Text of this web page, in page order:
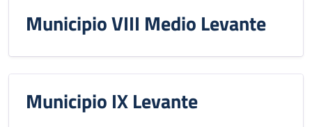
Municipio VIII Medio Levante
Municipio IX Levante